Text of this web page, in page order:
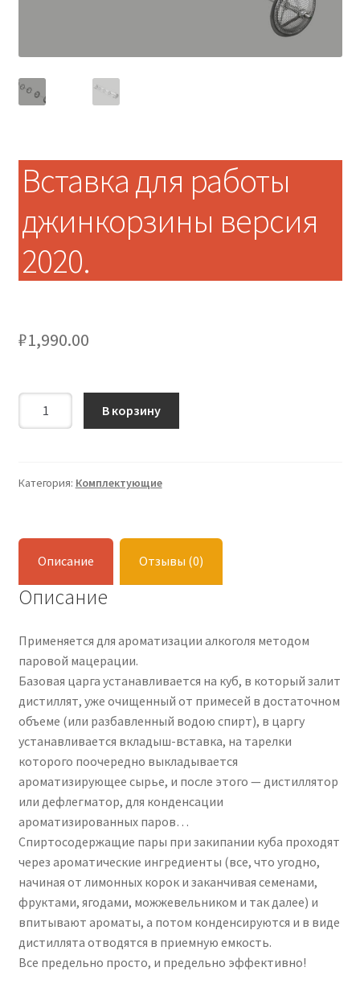
Вставка для работы
джинкорзины версия
2020.
₽1,990.00
джинкорзины
В корзину
Категория: Комплектующие
Описание Отзывы (0)
Описание
Применяется для ароматизации алкоголя методом
паровой мацерации.
Базовая царга устанавливается на куб, в который залит
дистиллят, уже очищенный от примесей в достаточном
объеме (или разбавленный водою спирт), в царгу
устанавливается вкладыш-вставка, на тарелки
которого поочередно выкладывается
ароматизирующее сырье, и после этого — дистиллятор
или дефлегматор, для конденсации
ароматизированных паров…
Спиртосодержащие пары при закипании куба проходят
через ароматические ингредиенты (все, что угодно,
начиная от лимонных корок и заканчивая семенами,
фруктами, ягодами, можжевельником и так далее) и
впитывают ароматы, а потом конденсируются и в виде
дистиллята отводятся в приемную емкость.
Все предельно просто, и предельно эффективно!